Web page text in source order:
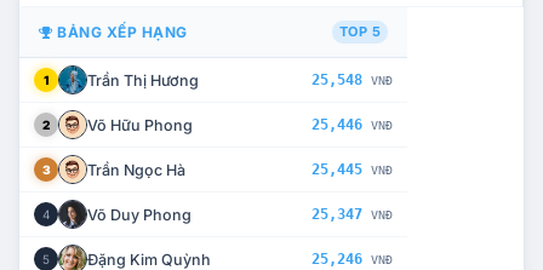
BẢNG XẾP HẠNG TOP 5
1 Trần Thị Hương 25,548 VNĐ
2 Võ Hữu Phong 25,446 VNĐ
3 Trần Ngọc Hà 25,445 VNĐ
4 Võ Duy Phong 25,347 VNĐ
5 Đặng Kim Quỳnh 25,246 VNĐ